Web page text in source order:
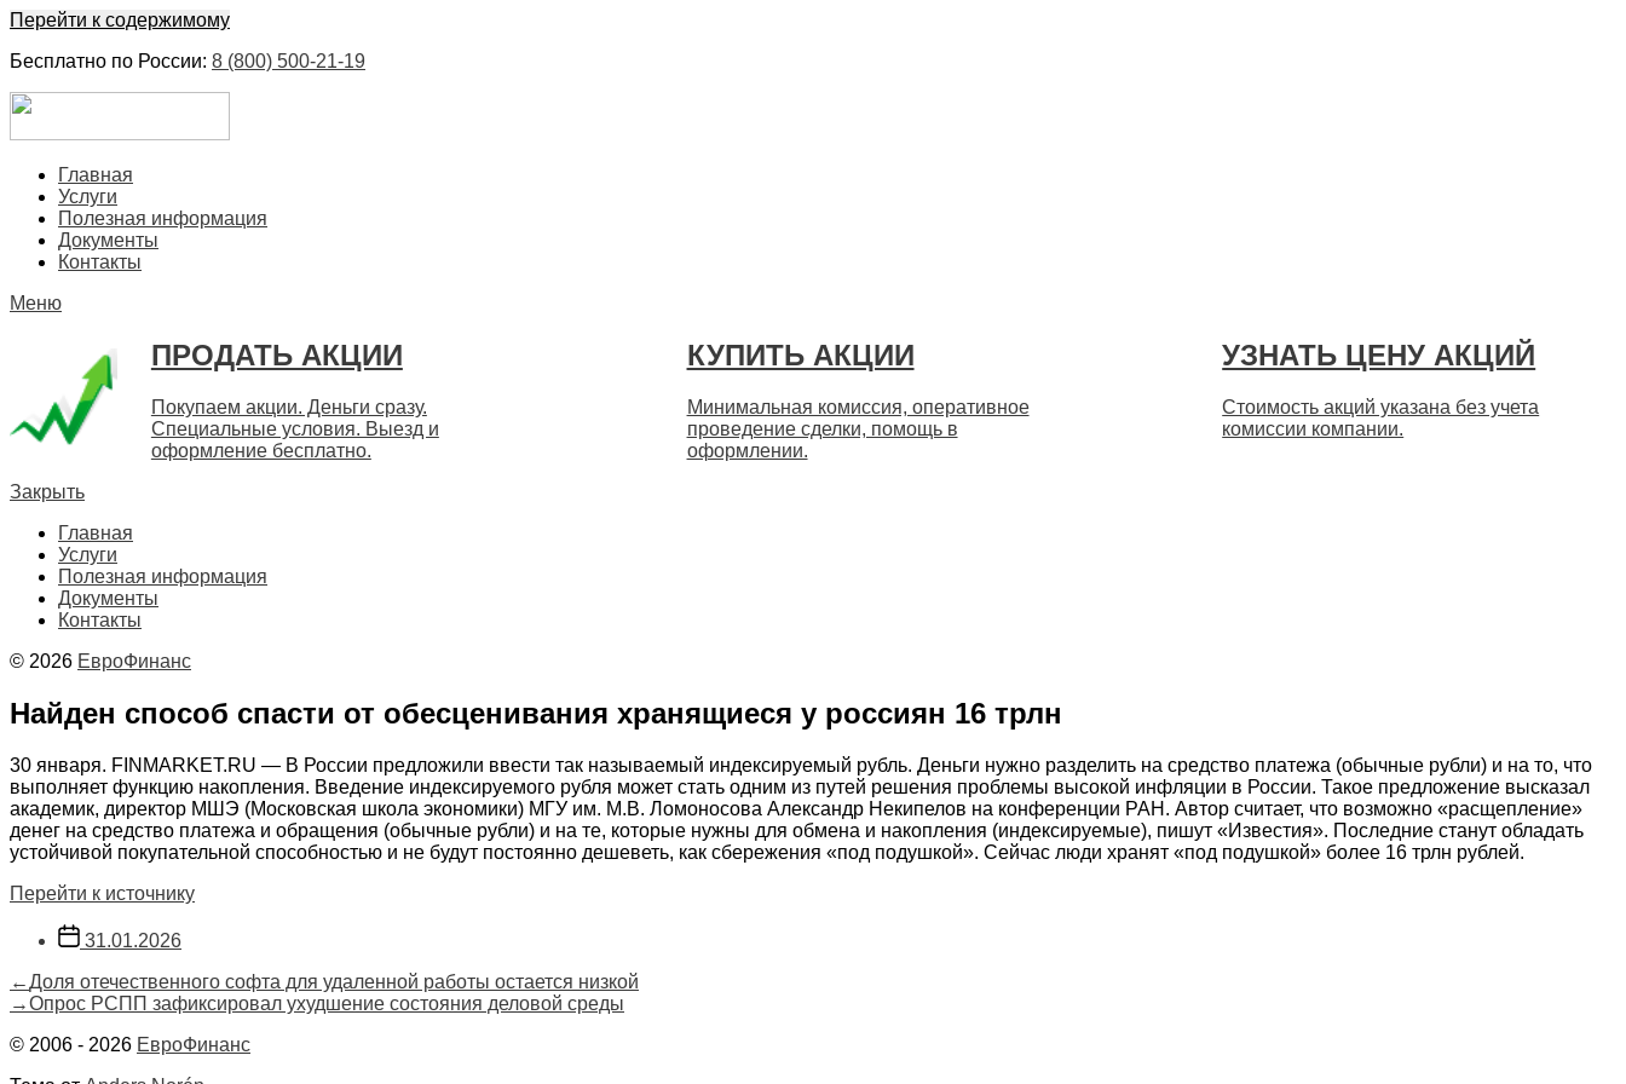
Перейти к содержимому
Бесплатно по России: 8 (800) 500-21-19
Главная
Услуги
Полезная информация
Документы
Контакты
Меню
ПРОДАТЬ АКЦИИ
Покупаем акции. Деньги сразу.
Специальные условия. Выезд и
оформление бесплатно.
КУПИТЬ АКЦИИ
Минимальная комиссия, оперативное
проведение сделки, помощь в
оформлении.
УЗНАТЬ ЦЕНУ АКЦИЙ
Стоимость акций указана без учета
комиссии компании.
Закрыть
Главная
Услуги
Полезная информация
Документы
Контакты
© 2026 ЕвроФинанс
Найден способ спасти от обесценивания хранящиеся у россиян 16 трлн
30 января. FINMARKET.RU — В России предложили ввести так называемый индексируемый рубль. Деньги нужно разделить на средство платежа (обычные рубли) и на то, что
выполняет функцию накопления. Введение индексируемого рубля может стать одним из путей решения проблемы высокой инфляции в России. Такое предложение высказал
академик, директор МШЭ (Московская школа экономики) МГУ им. М.В. Ломоносова Александр Некипелов на конференции РАН. Автор считает, что возможно «расщепление»
денег на средство платежа и обращения (обычные рубли) и на те, которые нужны для обмена и накопления (индексируемые), пишут «Известия». Последние станут обладать
устойчивой покупательной способностью и не будут постоянно дешеветь, как сбережения «под подушкой». Сейчас люди хранят «под подушкой» более 16 трлн рублей.
Перейти к источнику
Дата
записи
31.01.2026
Навигация
по
записям
← Предыдущая
запись:
Доля отечественного софта для удаленной работы остается низкой
→Следующая
Опрос РСПП зафиксировал ухудшение состояния деловой среды
© 2006 - 2026 ЕвроФинанс